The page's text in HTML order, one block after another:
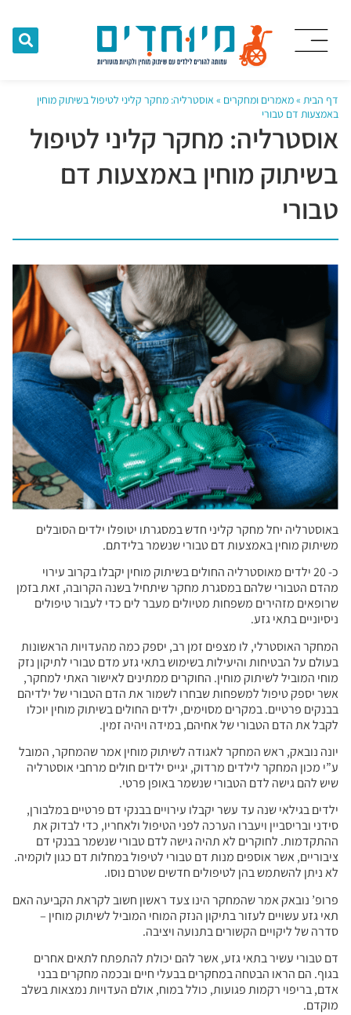
דף הבית »מאמרים ומחקרים » אוסטרליה: מחקר קליני לטיפול בשיתוק מוחין
באמצעות דם טבורי
אוסטרליה: מחקר קליני לטיפול
בשיתוק מוחין באמצעות דם
טבורי
באוסטרליה יחל מחקר קליני חדש במסגרתו יטופלו ילדים הסובלים
משיתוק מוחין באמצעות דם טבורי שנשמר בלידתם.
כ- 20 ילדים מאוסטרליה החולים בשיתוק מוחין יקבלו בקרוב עירוי
מהדם הטבורי שלהם במסגרת מחקר שיתחיל בשנה הקרובה, זאת בזמן
שרופאים מזהירים משפחות מטיולים מעבר לים כדי לעבור טיפולים
ניסיוניים בתאי גזע.
המחקר האוסטרלי, לו מצפים זמן רב, יספק כמה מהעדויות הראשונות
בעולם על הבטיחות והיעילות בשימוש בתאי גזע מדם טבורי לתיקון נזק
מוחי המוביל לשיתוק מוחין. החוקרים ממתינים לאישור האתי למחקר,
אשר יספק טיפול למשפחות שבחרו לשמור את הדם הטבורי של ילדיהם
בבנקים פרטיים. במקרים מסוימים, ילדים החולים בשיתוק מוחין יוכלו
לקבל את הדם הטבורי של אחיהם, במידה ויהיה זמין.
יונה נובאק, ראש המחקר לאגודה לשיתוק מוחין אמר שהמחקר, המובל
ע”י מכון המחקר לילדים מרדוק, יגייס ילדים חולים מרחבי אוסטרליה
שיש להם גישה לדם הטבורי שנשמר באופן פרטי.
ילדים בגילאי שנה עד עשר יקבלו עירויים בבנקי דם פרטיים במלבורן,
סידני ובריסביין ויעברו הערכה לפני הטיפול ולאחריו, כדי לבדוק את
ההתקדמות. לחוקרים לא תהיה גישה לדם טבורי שנשמר בבנקי דם
ציבוריים, אשר אוספים מנות דם טבורי לטיפול במחלות דם כגון לוקמיה.
לא ניתן להשתמש בהן לטיפולים חדשים שטרם נוסו.
פרופ’ נובאק אמר שהמחקר הינו צעד ראשון חשוב לקראת הקביעה האם
תאי גזע עשויים לעזור בתיקון הנזק המוחי המוביל לשיתוק מוחין –
סדרה של ליקויים הקשורים בתנועה ויציבה.
דם טבורי עשיר בתאי גזע, אשר להם יכולת להתפתח לתאים אחרים
בגוף. הם הראו הבטחה במחקרים בבעלי חיים ובכמה מחקרים בבני
אדם, בריפוי רקמות פגועות, כולל במוח, אולם העדויות נמצאות בשלב
מוקדם.